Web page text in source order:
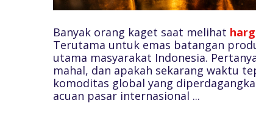
Banyak orang kaget saat melihat
Terutama untuk emas batangan
utama masyarakat Indonesia.
mahal, dan apakah sekarang waktu
komoditas global yang
acuan pasar internasional ...